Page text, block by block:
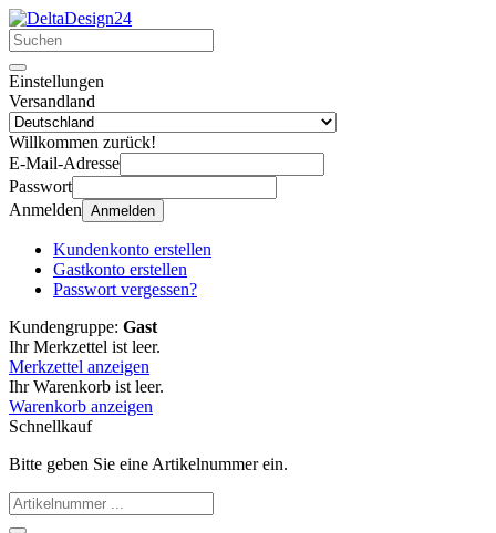
Einstellungen
Versandland
Willkommen zurück!
E-Mail-Adresse
Passwort
Anmelden Anmelden
Kundenkonto erstellen
Gastkonto erstellen
Passwort vergessen?
Kundengruppe: Gast
Ihr Merkzettel ist leer.
Merkzettel anzeigen
Ihr Warenkorb ist leer.
Warenkorb anzeigen
Schnellkauf
Bitte geben Sie eine Artikelnummer ein.